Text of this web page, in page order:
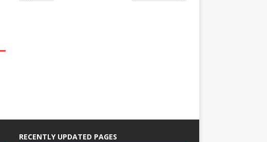
RECENTLY UPDATED PAGES